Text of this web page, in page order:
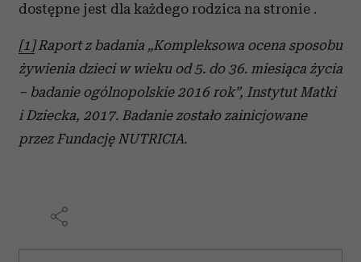
dostępne jest dla każdego rodzica na stronie .
[1]Raport z badania „Kompleksowa ocena sposobu
żywienia dzieci w wieku od 5. do 36. miesiąca życia
– badanie ogólnopolskie 2016 rok”, Instytut Matki
i Dziecka, 2017. Badanie zostało zainicjowane
przez Fundację NUTRICIA.